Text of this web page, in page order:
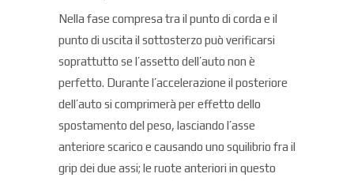
Nella fase compresa tra il punto di corda e il
punto di uscita il sottosterzo può verificarsi
soprattutto se l’assetto dell’auto non è
perfetto. Durante l’accelerazione il posteriore
dell’auto si comprimerà per effetto dello
spostamento del peso, lasciando l’asse
anteriore scarico e causando uno squilibrio fra il
grip dei due assi; le ruote anteriori in questo